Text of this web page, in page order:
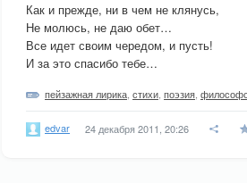
Как и прежде, ни в чем не клянусь,
Не молюсь, не даю обет…
Все идет своим чередом, и пусть!
И за это спасибо тебе…
пейзажная лирика стихи поэзия
edvar 24 декабря 2011, 20:26